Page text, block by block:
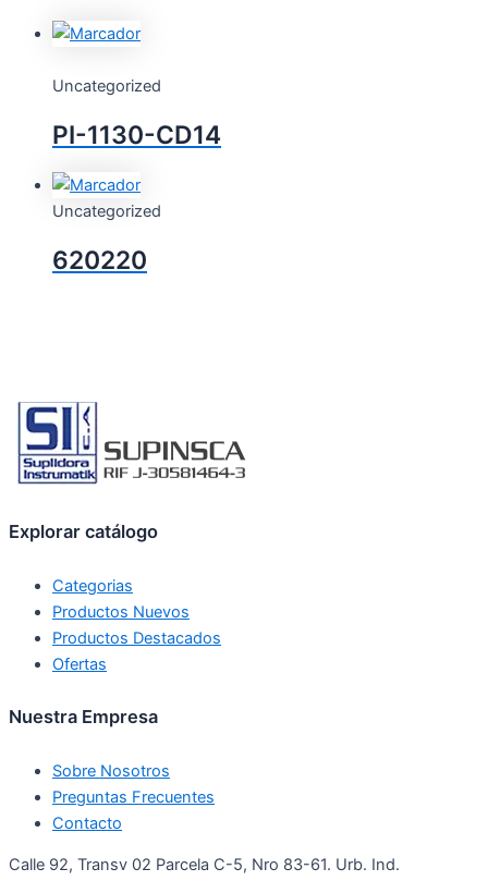
Uncategorized
PI-1130-CD14
Uncategorized
620220
Explorar catálogo
Categorias
Productos Nuevos
Productos Destacados
Ofertas
Nuestra Empresa
Sobre Nosotros
Preguntas Frecuentes
Contacto
Calle 92, Transv 02 Parcela C-5, Nro 83-61. Urb. Ind.